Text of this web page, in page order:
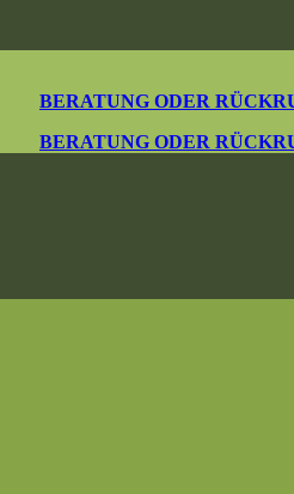
BERATUNG ODER
BERATUNG ODER